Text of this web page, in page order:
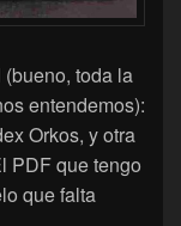
toda la
entendemos):
Orkos, y otra
PDF que tengo
que falta